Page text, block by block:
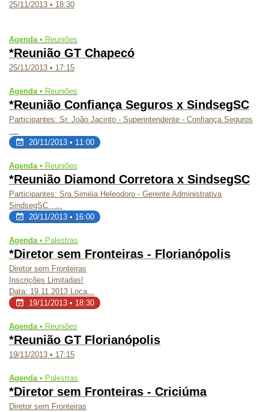
25/11/2013 • 18:30
Agenda • Reuniões
*Reunião GT Chapecó
25/11/2013 • 17:15
Agenda • Reuniões
*Reunião Confiança Seguros x SindsegSC
Participantes: Sr. João Jacinto - Superintendente - Confiança Seguros
...
20/11/2013 • 11:00
Agenda • Reuniões
*Reunião Diamond Corretora x SindsegSC
Participantes:Sra.Siméia Heleodoro - Gerente Administrativa
SindsegSC ...
20/11/2013 • 16:00
Agenda • Palestras
*Diretor sem Fronteiras - Florianópolis
Diretor sem Fronteiras
Inscrições Limitadas!
Data: 19.11.2013 Loca...
19/11/2013 • 18:30
Agenda • Reuniões
*Reunião GT Florianópolis
19/11/2013 • 17:15
Agenda • Palestras
*Diretor sem Fronteiras - Criciúma
Diretor sem Fronteiras